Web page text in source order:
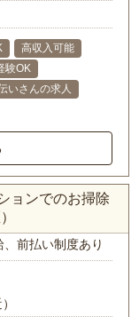
高収入可能
験OK
いさんの求人
ョンでのお掃除
、前払い制度あり